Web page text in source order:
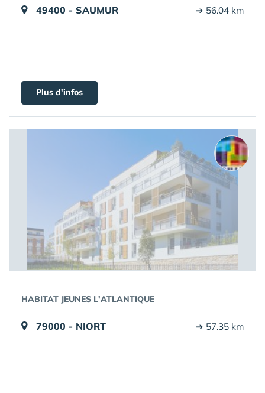
49400 - SAUMUR ➔ 56.04 km
Plus d'infos
HABITAT JEUNES L'ATLANTIQUE
79000 - NIORT ➔ 57.35 km